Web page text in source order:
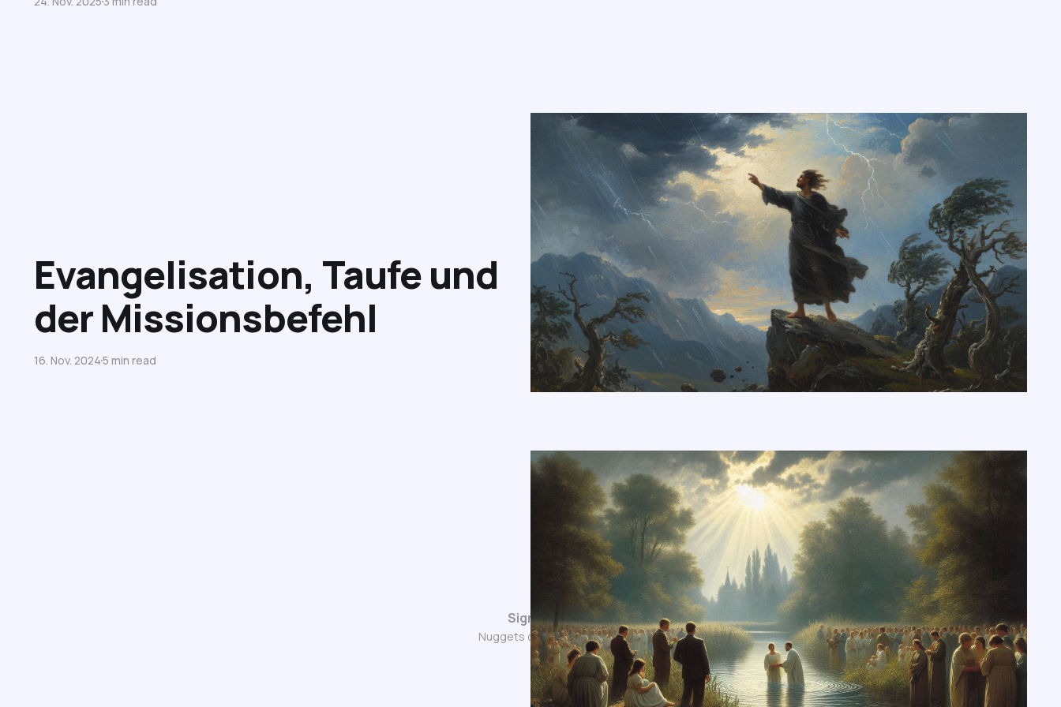
Evangelisation, Taufe und
der Missionsbefehl
16. Nov. 20245 min read
Sign up
Nuggets of Wisdom